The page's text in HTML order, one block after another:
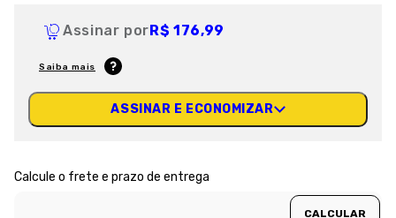
Assinar porR$ 176,99
Saiba mais
ASSINAR E ECONOMIZAR